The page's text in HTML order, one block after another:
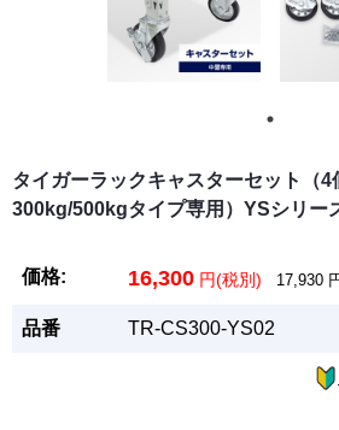
タイガーラックキャスターセット（4
300kg/500kgタイプ専用）YSシリー
価格: 16,300 円(税別) 17,930
品番 TR-CS300-YS02